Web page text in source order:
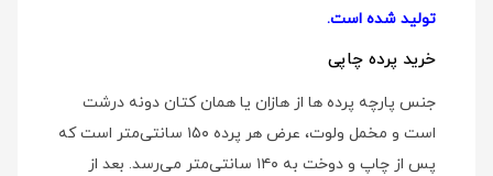
تولید شده است.
خرید پرده چاپی
جنس پارچه پرده ها از هازان یا همان کتان دونه درشت
است و مخمل ولوت، عرض هر پرده ۱۵۰ سانتی‌متر است که
پس از چاپ و دوخت به ۱۴۰ سانتی‌متر می‌رسد. بعد از